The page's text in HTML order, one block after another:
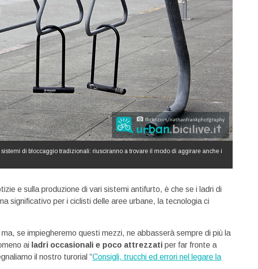
di bloccaggio tradizionali: riusciranno a trovare il modo di aggirare anche i
e sulla produzione di vari sistemi antifurto, è che se i ladri di
significativo per i ciclisti delle aree urbane, la tecnologia ci
se impiegheremo questi mezzi, ne abbasserà sempre di più la
ai ladri occasionali e poco attrezzati per far fronte a
il nostro turorial “Consigli, trucchi ed errori nel legare la